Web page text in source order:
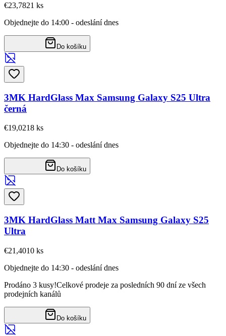
€23,7821 ks
Objednejte do 14:00 - odeslání dnes
Do košíku
3MK HardGlass Max Samsung Galaxy S25 Ultra
černá
€19,0218 ks
Objednejte do 14:30 - odeslání dnes
Do košíku
3MK HardGlass Matt Max Samsung Galaxy S25
Ultra
€21,4010 ks
Objednejte do 14:30 - odeslání dnes
Prodáno 3 kusy!Celkové prodeje za posledních 90 dní ze všech
prodejních kanálů
Do košíku